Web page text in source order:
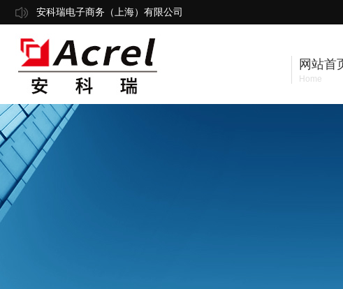
安科瑞电子商务（上海）有限公司
网站首
Home